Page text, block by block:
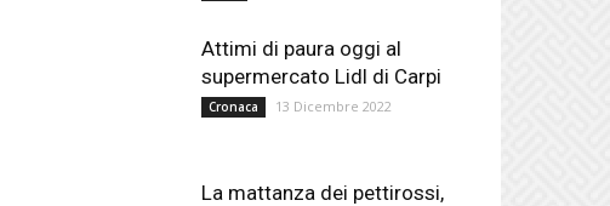
Attimi di paura oggi al
supermercato Lidl di Carpi
Cronaca 13 Dicembre 2022
La mattanza dei pettirossi,